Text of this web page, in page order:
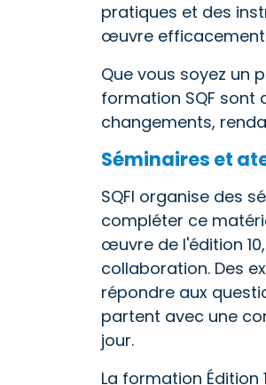
pratiques et des
œuvre efficacement
Que vous soyez un
formation SQF sont
changements,
Séminaires et
SQFI organise des
compléter ce
œuvre de l'édition
collaboration. Des
répondre aux
partent avec une
jour.
La formation Édition